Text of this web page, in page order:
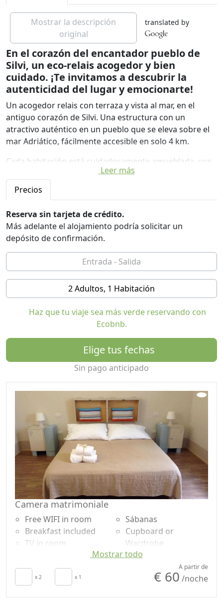
Mostrar la descripción
original
translated by
En el corazón del encantador pueblo de
Silvi, un eco-relais acogedor y bien
cuidado. ¡Te invitamos a descubrir la
autenticidad del lugar y emocionarte!
Un acogedor relais con terraza y vista al mar, en el
antiguo corazón de Silvi. Una estructura con un
atractivo auténtico en un pueblo que se eleva sobre el
mar Adriático, fácilmente accesible en solo 4 km.
Cada habitación está cuidadosamente amueblada, con
baño privado y TV de pantalla plana. En la propiedad
también encontrará un bar-restaurante, a petición,
excursiones en bicicleta o a caballo.
El Relais Borgo sul Mare ofrece el uso gratuito de
bicicletas. Además, la zona está indicada para
excursiones peatonales a través de senderos
pintorescos y sugerentes que llegan al mar.
Es el punto de partida ideal para descubrir el Parque de
la Zona Marina Protegida de Torre del Cerrano y el
Oasis Calanchi di Atri de WWF. Se encuentra a 46 km de
San Benedetto del Tronto y a 15 km del aeropuerto de
Leer más
Precios
Reserva sin tarjeta de crédito.
Más adelante el alojamiento podría solicitar un
depósito de confirmación.
2 Adultos, 1 Habitación
Haz que tu viaje sea más verde reservando con
Ecobnb.
Elige tus fechas
Sin pago anticipado
Camera matrimoniale
Free WIFI in room
Breakfast included
TV in room
Autonomous heating
secador de pelo
Sábanas
Cupboard or
Wardrobe
Desk
Champú sin plástico,
Mostrar todo
x 2 x 1
A partir de
€ 60 /noche